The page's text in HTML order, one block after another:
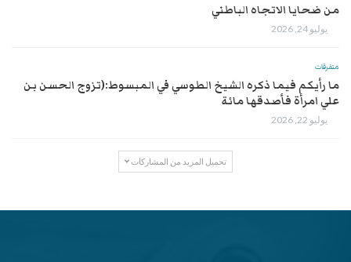
من ضحايا الاتجاه الباطني
يوليو 24, 2026
متفرقات
ما رأيكم فيما ذكره الشيخ الطوسي في المبسوط:(تزوج الحسن بن
علي امرأة فأصدقها مائة
يوليو 22, 2026
تحميل المزيد من المشاركات